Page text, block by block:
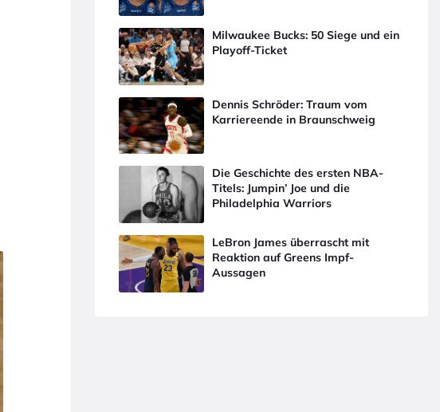
Milwaukee Bucks: 50 Siege und ein
Playoff-Ticket
Dennis Schröder: Traum vom
Karriereende in Braunschweig
Die Geschichte des ersten NBA-
Titels: Jumpin’ Joe und die
Philadelphia Warriors
LeBron James überrascht mit
Reaktion auf Greens Impf-
Aussagen